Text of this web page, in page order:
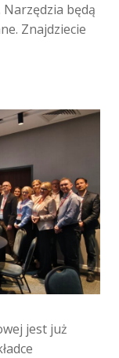
Narzędzia będą
Znajdziecie
jest już